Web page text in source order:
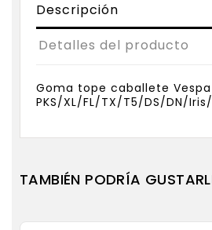
Descripción
Detalles del producto
Goma tope caballete Vespa
PKS/XL/FL/TX/T5/DS/DN/
TAMBIÉN PODRÍA